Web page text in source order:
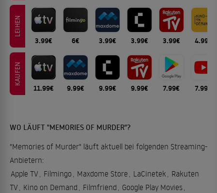
LEIHEN
3.99€ 6€ 3.99€ 3.99€ 3.99€ 4.99€
KAUFEN
11.99€ 9.99€ 9.99€ 9.99€ 7.99€ 7.99€
WO LÄUFT "MEMORIES OF MURDER"?
"Memories of Murder" läuft aktuell bei folgenden Streaming-
Anbietern:
Apple TV, Filmingo , Maxdome Store , LaCinetek , Rakuten
TV, Kino on Demand , Filmfriend , Google Play Movies,